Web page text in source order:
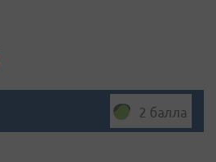
2 балла